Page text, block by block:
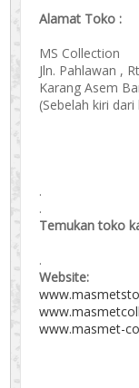
Alamat Toko :
MS Collection
Jln. Pahlawan ,
Karang Asem
(Sebelah kiri
.
.
Temukan toko
.
Website:
www.masmet-